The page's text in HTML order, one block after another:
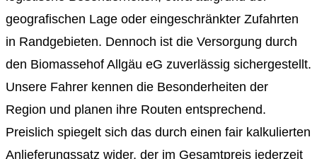
geografischen Lage oder eingeschränkter Zufahrten
in Randgebieten. Dennoch ist die Versorgung durch
den Biomassehof Allgäu eG zuverlässig sichergestellt.
Unsere Fahrer kennen die Besonderheiten der
Region und planen ihre Routen entsprechend.
Preislich spiegelt sich das durch einen fair kalkulierten
Anlieferungssatz wider, der im Gesamtpreis jederzeit